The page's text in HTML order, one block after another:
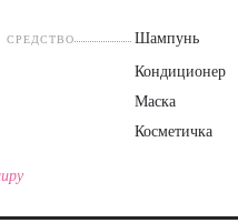
СРЕДСТВО
Шампунь
Кондиционер
Маска
Косметичка